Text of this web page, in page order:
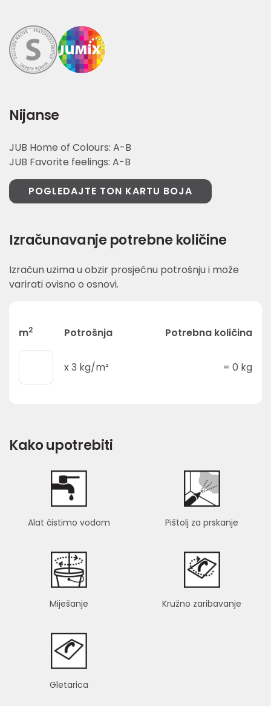
Nijanse
JUB Home of Colours: A-B
JUB Favorite feelings: A-B
POGLEDAJTE TON KARTU BOJA
Izračunavanje potrebne količine
Izračun uzima u obzir prosječnu potrošnju i može
varirati ovisno o osnovi.
m2 Potrošnja Potrebna količina
x3 kg/m² = 0 kg
Kako upotrebiti
Alat čistimo vodom Pištolj za prskanje
Miješanje Kružno zaribavanje
Gletarica